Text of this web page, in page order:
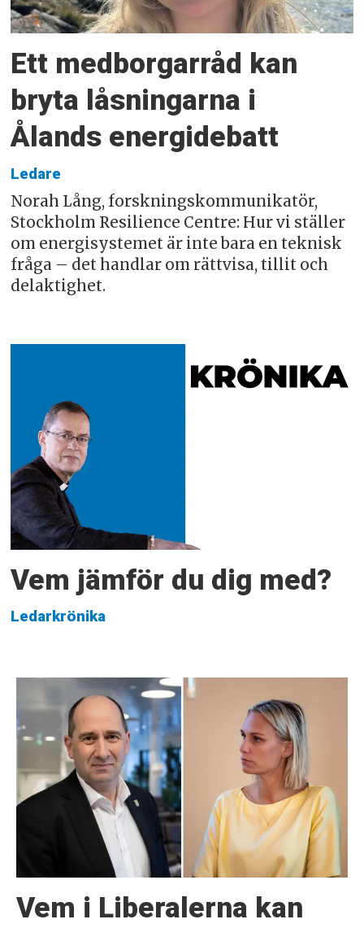
Ett medborgarråd kan
bryta låsningarna i
Ålands energidebatt
Ledare
Norah Lång, forskningskommunikatör,
Stockholm Resilience Centre: Hur vi ställer
om energisystemet är inte bara en teknisk
fråga – det handlar om rättvisa, tillit och
delaktighet.
Vem jämför du dig med?
Ledarkrönika
Vem i Liberalerna kan